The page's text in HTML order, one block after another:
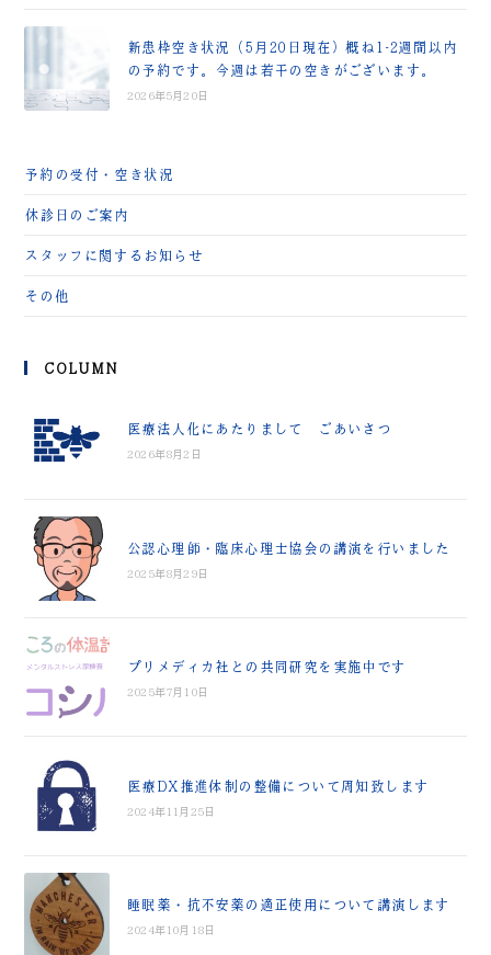
新患枠空き状況（5月20日現在）概ね1-2週間以内
の予約です。今週は若干の空きがございます。
2026年5月20日
予約の受付・空き状況
休診日のご案内
スタッフに関するお知らせ
その他
COLUMN
医療法人化にあたりまして ごあいさつ
2026年8月2日
公認心理師・臨床心理士協会の講演を行いました
2025年8月29日
プリメディカ社との共同研究を実施中です
2025年7月10日
医療DX推進体制の整備について周知致します
2024年11月25日
睡眠薬・抗不安薬の適正使用について講演します
2024年10月18日